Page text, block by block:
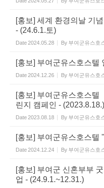
[홍보] 세계 환경의날 기
- (24.6.1.토)
Date2024.05.28 By 부여군유스호
[홍보] 부여군유스호스텔
Date2024.12.26 By 부여군유스호
[홍보] 부여군유스호스텔
린지 캠페인 - (2023.8.18.)
Date2023.08.18 By 부여군유스호
[홍보] 부여군유스호스텔
Date2024.12.24 By 부여군유스호
[홍보] 부여군 신혼부부
업 - (24.9.1.~12.31.)